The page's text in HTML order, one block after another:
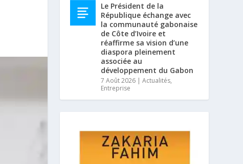
Le Président de la
République échange avec
la communauté gabonaise
de Côte d’Ivoire et
réaffirme sa vision d’une
diaspora pleinement
associée au
développement du Gabon
7 Août 2026 |Actualités,
Entreprise